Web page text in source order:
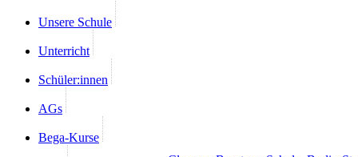
Unsere Schule
Unterricht
Schüler:innen
AGs
Bega-Kurse